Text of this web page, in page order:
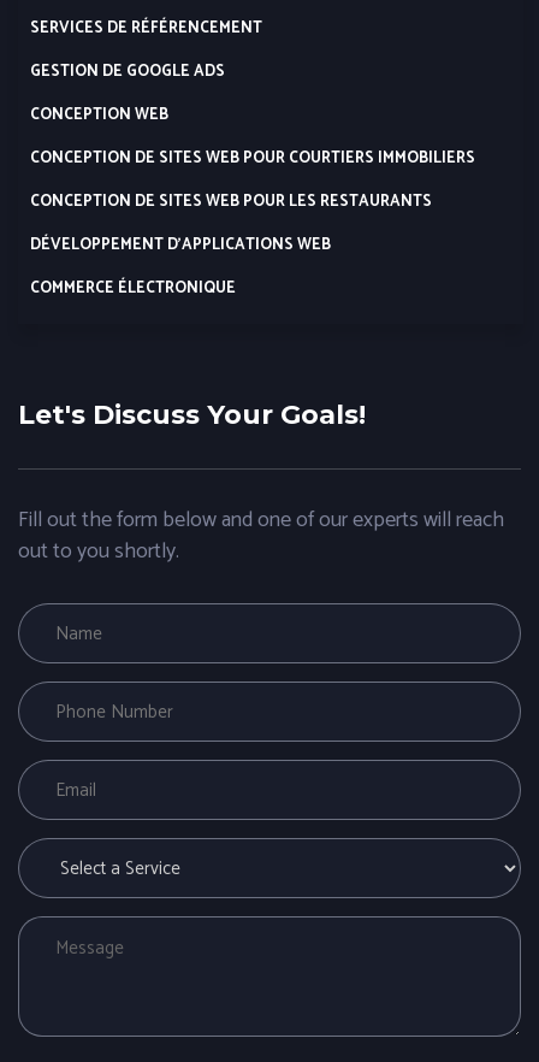
SERVICES DE RÉFÉRENCEMENT
GESTION DE GOOGLE ADS
CONCEPTION WEB
CONCEPTION DE SITES WEB POUR COURTIERS IMMOBILIERS
CONCEPTION DE SITES WEB POUR LES RESTAURANTS
DÉVELOPPEMENT D’APPLICATIONS WEB
COMMERCE ÉLECTRONIQUE
Let's Discuss Your Goals!
Fill out the form below and one of our experts will reach
out to you shortly.